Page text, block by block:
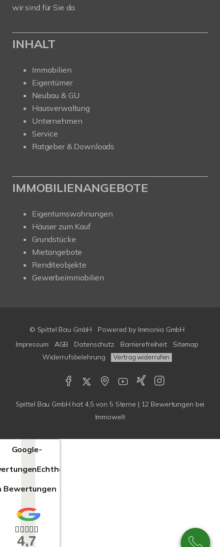
wir sind für Sie da.
INHALT
Immobilien
Eigentümer
Neubau & GU
Hausverwaltung
Unternehmen
Service
Ratgeber & Downloads
IMMOBILIENANGEBOTE
Eigentumswohnungen
Häuser zum Kauf
Grundstücke
Mietangebote
Renditeobjekte
Gewerbeimmobilien
© Spittel Bau GmbH Powered by Immonia GmbH
Impressum
AGB Datenschutz Barrierefreiheit
Sitemap
Widerrufsbelehrung
Vertrag widerrufen
Spittel Bau GmbH hat 4,5 von 5 Sterne | 12 Bewertungen bei
Immowelt
Google-
Echtheit
Bewertungen
4,7